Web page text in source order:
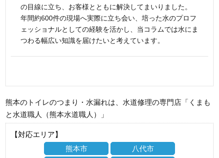
の目線に立ち、お客様とともに解決してまいりました。
年間約600件の現場へ実際に立ち会い、培った水のプロフ
ェッショナルとしての経験を活かし、当コラムでは水にま
つわる幅広い知識を届けたいと考えています。
熊本のトイレのつまり・水漏れは、水道修理の専門店「くまも
と水道職人（熊本水道職人）」
【対応エリア】
熊本市
八代市